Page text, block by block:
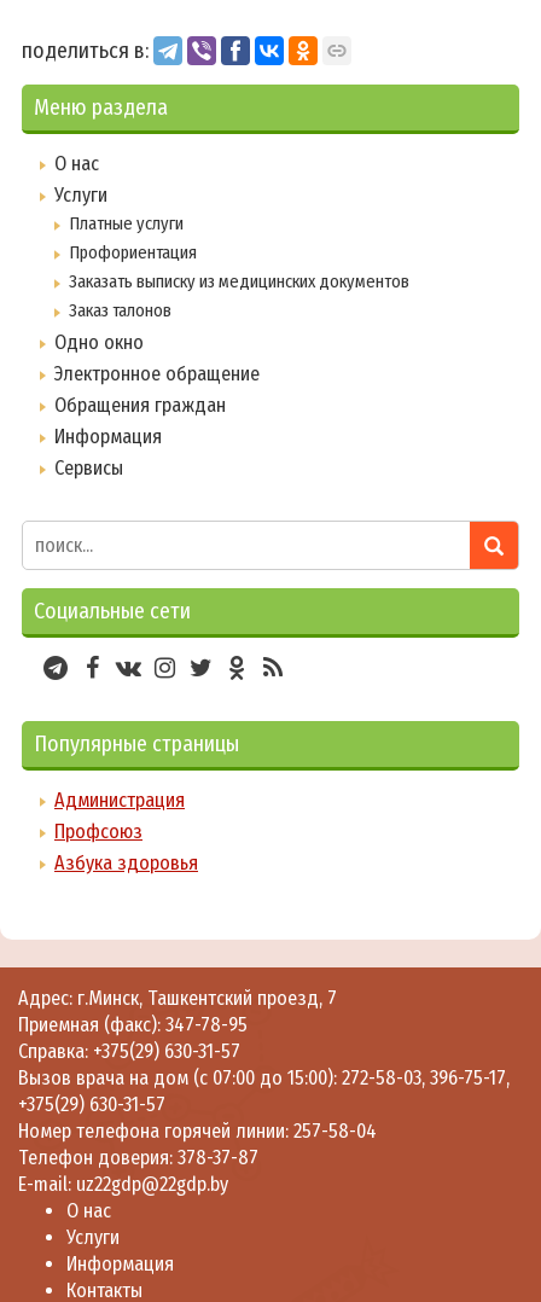
поделиться в:
Меню раздела
О нас
Услуги
Платные услуги
Профориентация
Заказать выписку из медицинских документов
Заказ талонов
Одно окно
Электронное обращение
Обращения граждан
Информация
Сервисы
Социальные сети
Популярные страницы
Администрация
Профсоюз
Азбука здоровья
Адрес: г.Минск, Ташкентский проезд, 7
Приемная (факс): 347-78-95
Справка: +375(29) 630-31-57
Вызов врача на дом (с 07:00 до 15:00): 272-58-03, 396-75-17,
+375(29) 630-31-57
Номер телефона горячей линии: 257-58-04
Телефон доверия: 378-37-87
E-mail: uz22gdp@22gdp.by
О нас
Услуги
Информация
Контакты